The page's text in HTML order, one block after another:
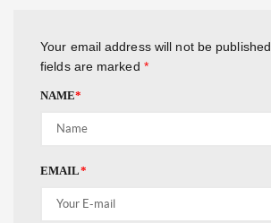
Your email address will not be published.
fields are marked *
NAME*
EMAIL*